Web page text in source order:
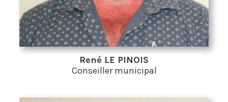
René LE PINOIS
Conseiller municipal